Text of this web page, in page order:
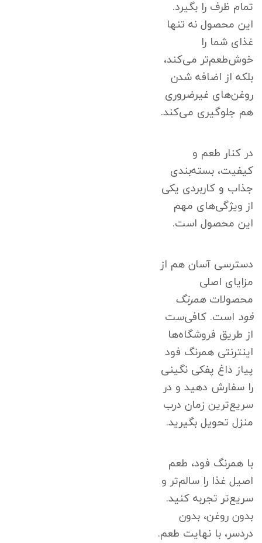
تمام ظرف را بگیرد.
این محصول نه تنها
غذای شما را
خوش‌طعم‌تر می‌کند،
بلکه از اضافه شدن
روغن‌های غیرضروری
هم جلوگیری می‌کند.
در کنار طعم و
کیفیت، بسته‌بندی
جذاب و کاربردی یکی
از ویژگی‌های مهم
این محصول است.
دسترسی آسان هم از
مزایای اصلی
محصولاتهمرنگ
فود است. کافی‌ست
از طریق فروشگاه‌ها
اینترنتی همرنگ فود
پیاز داغ پفکی نگینی
را سفارش دهید و در
سریع‌ترین زمان درب
منزل تحویل بگیرید.
با همرنگ فود، طعم
اصیل غذا را سالم‌تر و
سریع‌تر تجربه کنید.
بدون روغن، بدون
دردسر، با نهایت طعم.